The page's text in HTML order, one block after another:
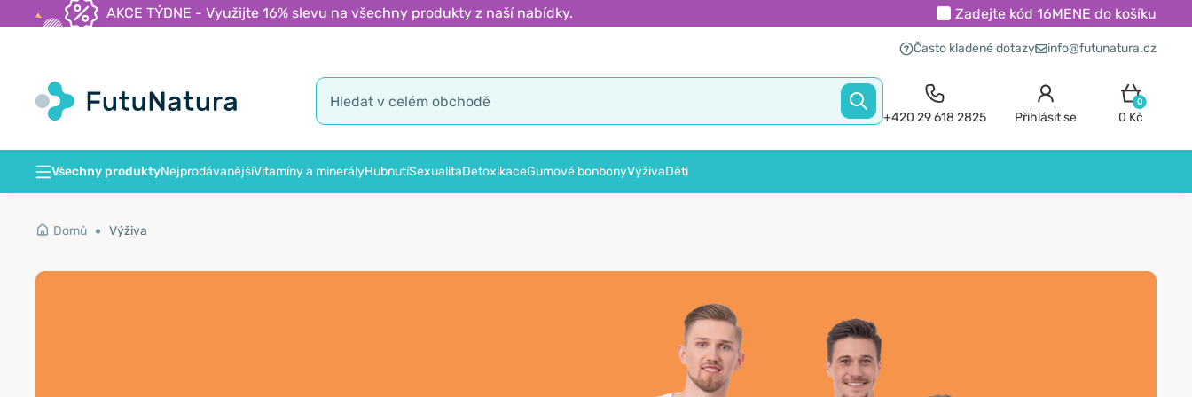
AKCE TÝDNE - Využijte 16% slevu na všechny produkty z naší nabídky. Zadejte kód 16MENE do košíku
Často kladené dotazy info@futunatura.cz
+420 29 618 2825 Přihlásit se
0
0 Kč
Všechny produktyNejprodávanějšíVitamíny a minerályHubnutíSexualitaDetoxikaceGumové bonbonyVýživaDěti
Domů Výživa